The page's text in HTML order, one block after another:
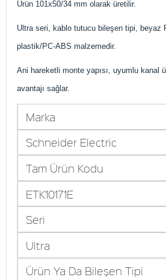
Ürün 101x50/34 mm olarak üretilir.
Ultra seri, kablo tutucu bileşen tipi, beyaz
plastik/PC-ABS malzemedir.
Ani hareketli monte yapısı, uyumlu kanal
avantajı sağlar.
Marka
Schneider Electric
Tam Ürün Kodu
ETK10171E
Seri
Ultra
Ürün Ya Da Bileşen Tipi